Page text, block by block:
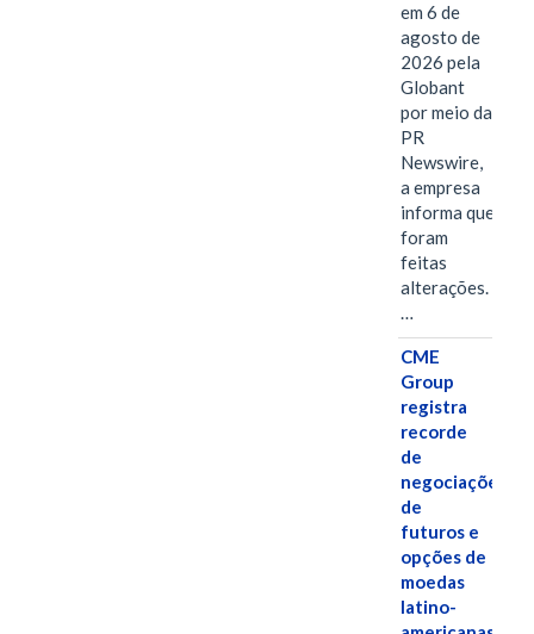
em 6 de
agosto de
2026 pela
Globant
por meio da
PR
Newswire,
a empresa
informa que
foram
feitas
alterações.
…
CME
Group
registra
recorde
de
negociações
de
futuros e
opções de
moedas
latino-